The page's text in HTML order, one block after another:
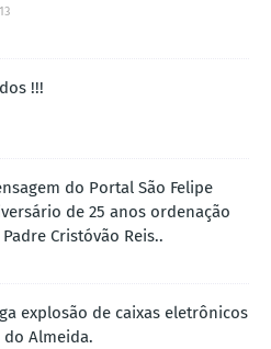
!!!
do Portal São Felipe
de 25 anos ordenação
Cristóvão Reis..
explosão de caixas eletrônicos
do Almeida.